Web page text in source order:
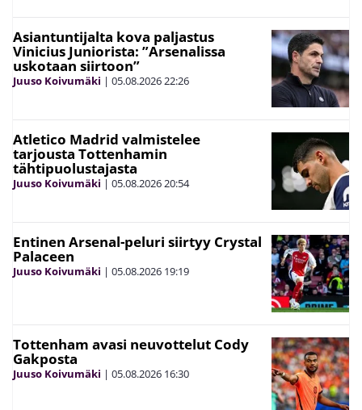
Asiantuntijalta kova paljastus
Vinicius Juniorista: ”Arsenalissa
uskotaan siirtoon”
Juuso Koivumäki | 05.08.202622:26
Atletico Madrid valmistelee
tarjousta Tottenhamin
tähtipuolustajasta
Juuso Koivumäki | 05.08.202620:54
Entinen Arsenal-peluri siirtyy Crystal
Palaceen
Juuso Koivumäki | 05.08.2026 19:19
Tottenham avasi neuvottelut Cody
Gakposta
Juuso Koivumäki | 05.08.2026 16:30